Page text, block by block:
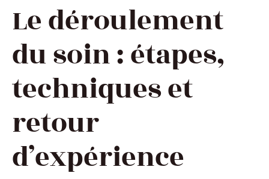
Le déroulement
du soin : étapes,
techniques et
retour
d’expérience